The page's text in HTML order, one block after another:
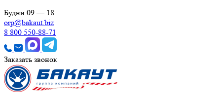
Будни 09 — 18
orp@bakaut.biz
8 800 550-88-71
Заказать звонок